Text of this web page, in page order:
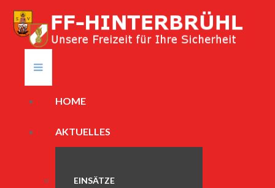
HOME
AKTUELLES
EINSÄTZE